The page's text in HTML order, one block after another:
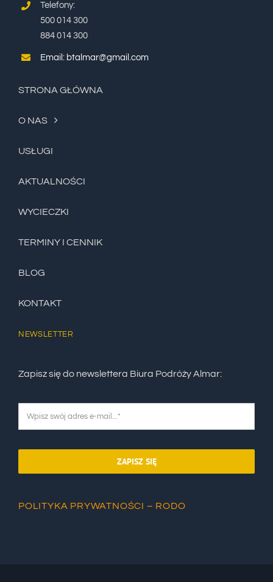
Telefony:
500 014 300
884 014 300
Email: btalmar@gmail.com
STRONA GŁÓWNA
O NAS
USŁUGI
AKTUALNOŚCI
WYCIECZKI
TERMINY I CENNIK
BLOG
KONTAKT
NEWSLETTER
Zapisz się do newslettera Biura Podróży Almar:
ZAPISZ SIĘ
POLITYKA PRYWATNOŚCI – RODO